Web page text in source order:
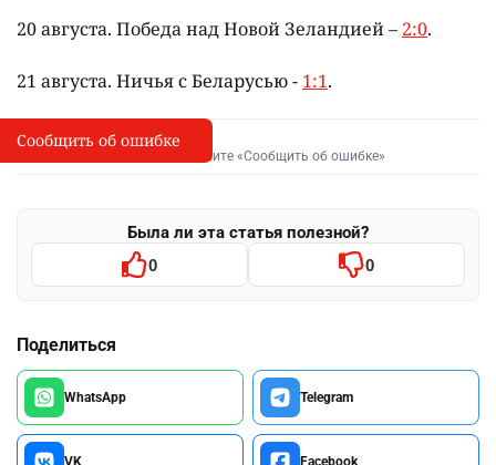
20 августа. Победа надНовой Зеландией – 2:0.
21 августа. Ничья с Беларусью - 1:1.
I
Сообщить об опечатке
Выделите фрагмент и нажмите «Сообщить об ошибке»
Была ли эта статья полезной?
0 0
Поделиться
WhatsApp Telegram
Сообщить об ошибке